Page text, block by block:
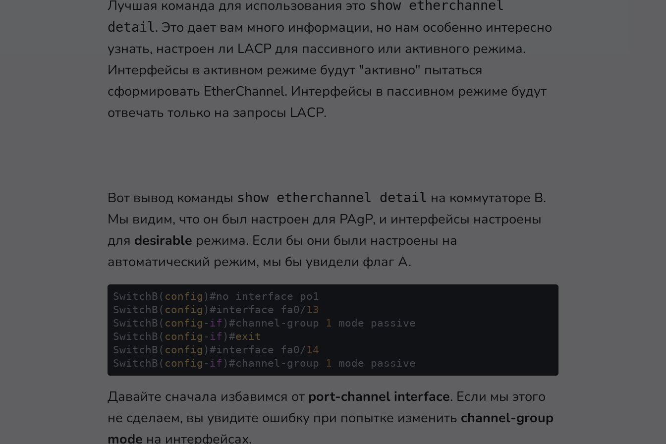
Лучшая команда для использования это show etherchannel
detail. Это дает вам много информации, но нам особенно интересно
узнать, настроен ли LACP для пассивного или активного режима.
Интерфейсы в активном режиме будут "активно" пытаться
сформировать EtherChannel. Интерфейсы в пассивном режиме будут
отвечать только на запросы LACP.
Вот вывод команды show etherchannel detail на коммутаторе B.
Мы видим, что он был настроен для PAgP, и интерфейсы настроены
для desirable режима. Если бы они были настроены на
автоматический режим, мы бы увидели флаг А.
SwitchB( config )#no interface po1
SwitchB( config )#interface fa0/13
SwitchB( config - if )#channel-group 1 mode passive
SwitchB( config - if )#exit
SwitchB( config )#interface fa0/14
SwitchB( config - if )#channel-group 1
Давайте сначала избавимся от port-channel interface. Если мы этого
не сделаем, вы увидите ошибку при попытке изменить channel-group
mode на интерфейсах.